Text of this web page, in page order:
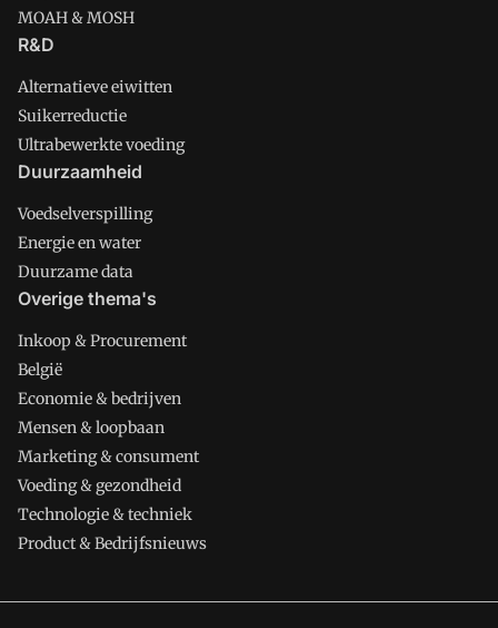
MOAH & MOSH
R&D
Alternatieve eiwitten
Suikerreductie
Ultrabewerkte voeding
Duurzaamheid
Voedselverspilling
Energie en water
Duurzame data
Overige thema's
Inkoop & Procurement
België
Economie & bedrijven
Mensen & loopbaan
Marketing & consument
Voeding & gezondheid
Technologie & techniek
Product & Bedrijfsnieuws